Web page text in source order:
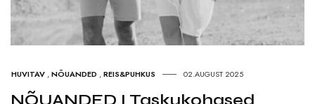
HUVITAV ,NÕUANDED ,REIS&PUHKUS 02.AUGUST 2025